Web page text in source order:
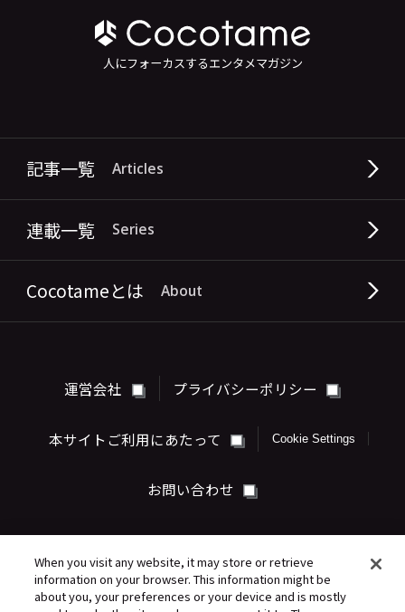
人にフォーカスするエンタメマガジン
記事一覧 Articles
連載一覧 Series
Cocotameとは About
運営会社 プライバシーポリシー
本サイトご利用にあたって Cookie Settings
お問い合わせ
When you visit any website, it may store or retrieve
information on your browser. This information might be
about you, your preferences or your device and is mostly